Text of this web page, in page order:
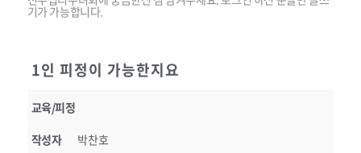
기가 가능합니다.
1인 피정이 가능한지요
교육/피정
작성자
박찬호